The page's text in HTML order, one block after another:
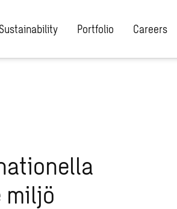
Portfolio Careers
miljö